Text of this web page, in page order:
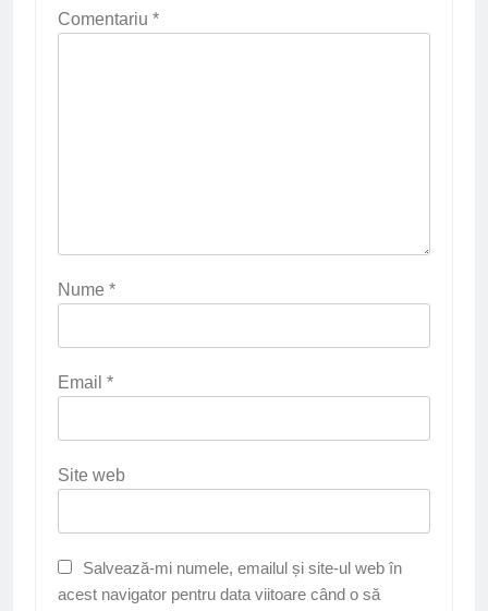
Comentariu *
Nume *
Email *
Site web
Salvează-mi numele, emailul și site-ul web în
acest navigator pentru data viitoare când o să